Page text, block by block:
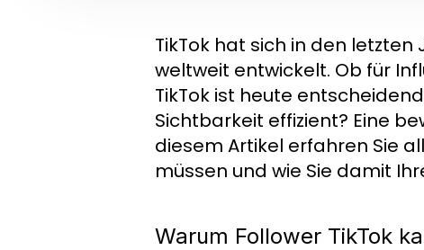
TikTok hat sich in den
weltweit entwickelt. Ob für
TikTok ist heute
Sichtbarkeit effizient? Eine
diesem Artikel erfahren Sie
müssen und wie Sie damit
Warum Follower TikTok